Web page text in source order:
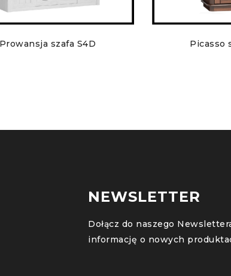
Prowansja szafa S4D Picasso
NEWSLETTER
Dołącz do naszego
informację o nowych